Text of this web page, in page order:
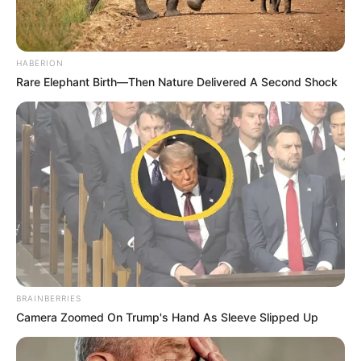
Tous les Pronos Spot du jour!
Une quarantaine depronostics de la meilleure presse du
PMU à consulter ici!
Synthèse incontournable du Quinté du jour
en 5 chevaux proposée par Logic-Prono
Nouveau!
Obtenez en quelques secondes le meilleur
pronostic Quinté du jour. Grâce à cette nouvelle version de
LOGIC-PRONO, le simulateur automatique de pronostics
PMU. Véritable service en or offert aux parieurs, pour un
Turf 100% gratuit. Choisissez parmi les 38 pronostics de la
HABERION
Rare Elephant Birth—Then Nature Delivered A Second Shock
BRAINBERRIES
Camera Zoomed On Trump's Hand As Sleeve Slipped Up